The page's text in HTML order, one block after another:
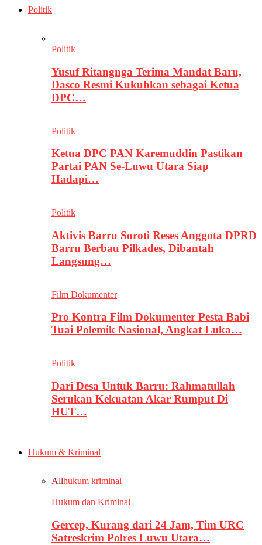
Politik
Politik
Yusuf Ritangnga Terima Mandat Baru,
Dasco Resmi Kukuhkan sebagai Ketua
DPC…
Politik
Ketua DPC PAN Karemuddin Pastikan
Partai PAN Se-Luwu Utara Siap
Hadapi…
Politik
Aktivis Barru Soroti Reses Anggota DPRD
Barru Berbau Pilkades, Dibantah
Langsung…
Film Dokumenter
Pro Kontra Film Dokumenter Pesta Babi
Tuai Polemik Nasional, Angkat Luka…
Politik
Dari Desa Untuk Barru: Rahmatullah
Serukan Kekuatan Akar Rumput Di
HUT…
Hukum & Kriminal
Allhukum kriminal
Hukum dan Kriminal
Gercep, Kurang dari 24 Jam, Tim URC
Satreskrim Polres Luwu Utara…